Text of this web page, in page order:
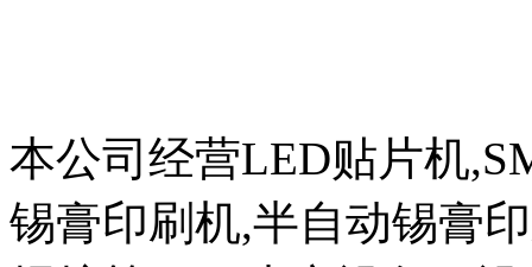
本公司经营LED贴片机
锡膏印刷机,半自动锡膏